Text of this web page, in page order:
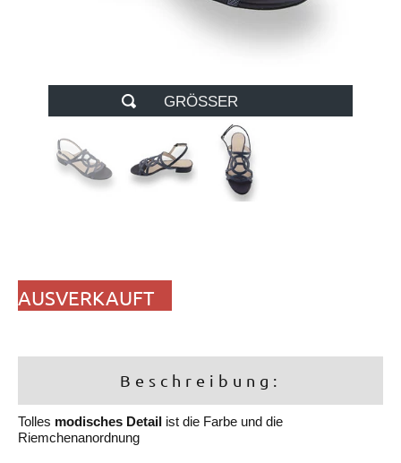
GRÖSSER
AUSVERKAUFT
Beschreibung:
Tolles modisches Detail ist die Farbe und die
Riemchenanordnung